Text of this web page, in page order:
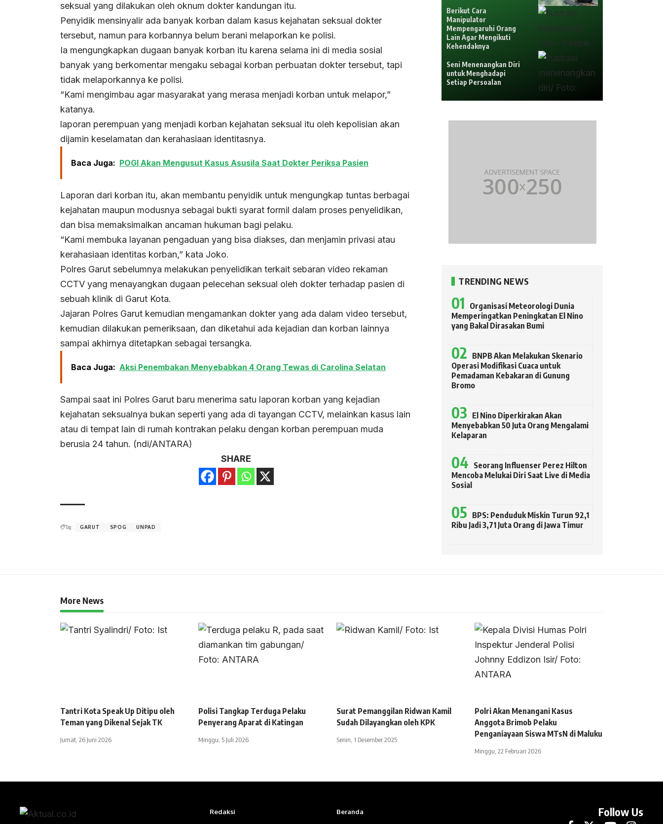
seksual yang dilakukan oleh oknum dokter kandungan itu.
Penyidik mensinyalir ada banyak korban dalam kasus kejahatan seksual dokter
tersebut, namun para korbannya belum berani melaporkan ke polisi.
Ia mengungkapkan dugaan banyak korban itu karena selama ini di media sosial
banyak yang berkomentar mengaku sebagai korban perbuatan dokter tersebut, tapi
tidak melaporkannya ke polisi.
“Kami mengimbau agar masyarakat yang merasa menjadi korban untuk melapor,”
katanya.
laporan perempuan yang menjadi korban kejahatan seksual itu oleh kepolisian akan
dijamin keselamatan dan kerahasiaan identitasnya.
Baca Juga: POGI Akan Mengusut Kasus Asusila Saat Dokter Periksa Pasien
Laporan dari korban itu, akan membantu penyidik untuk mengungkap tuntas berbagai
kejahatan maupun modusnya sebagai bukti syarat formil dalam proses penyelidikan,
dan bisa memaksimalkan ancaman hukuman bagi pelaku.
“Kami membuka layanan pengaduan yang bisa diakses, dan menjamin privasi atau
kerahasiaan identitas korban,” kata Joko.
Polres Garut sebelumnya melakukan penyelidikan terkait sebaran video rekaman
CCTV yang menayangkan dugaan pelecehan seksual oleh dokter terhadap pasien di
sebuah klinik di Garut Kota.
Jajaran Polres Garut kemudian mengamankan dokter yang ada dalam video tersebut,
kemudian dilakukan pemeriksaan, dan diketahui ada kejadian dan korban lainnya
sampai akhirnya ditetapkan sebagai tersangka.
Baca Juga: Aksi Penembakan Menyebabkan 4 Orang Tewas di Carolina Selatan
Sampai saat ini Polres Garut baru menerima satu laporan korban yang kejadian
kejahatan seksualnya bukan seperti yang ada di tayangan CCTV, melainkan kasus lain
atau di tempat lain di rumah kontrakan pelaku dengan korban perempuan muda
berusia 24 tahun. (ndi/ANTARA)
SHARE
Tag : GARUT SPOG UNPAD
Berikut Cara
Manipulator
Mempengaruhi Orang
Lain Agar Mengikuti
Kehendaknya
Seni Menenangkan Diri
untuk Menghadapi
Setiap Persoalan
TRENDING NEWS
Organisasi Meteorologi Dunia
Memperingatkan Peningkatan El Nino
yang Bakal Dirasakan Bumi
BNPB Akan Melakukan Skenario
Operasi Modifikasi Cuaca untuk
Pemadaman Kebakaran di Gunung
Bromo
El Nino Diperkirakan Akan
Menyebabkan 50 Juta Orang Mengalami
Kelaparan
Seorang Influenser Perez Hilton
Mencoba Melukai Diri Saat Live di Media
Sosial
BPS: Penduduk Miskin Turun 92,1
Ribu Jadi 3,71 Juta Orang di Jawa Timur
More News
Tantri Kota Speak Up Ditipu oleh
Teman yang Dikenal Sejak TK
Jumat, 26 Juni 2026
Polisi Tangkap Terduga Pelaku
Penyerang Aparat di Katingan
Minggu, 5 Juli 2026
Surat Pemanggilan Ridwan Kamil
Sudah Dilayangkan oleh KPK
Senin, 1 Desember 2025
Polri Akan Menangani Kasus
Anggota Brimob Pelaku
Penganiayaan Siswa MTsN di Maluku
Minggu, 22 Februari 2026
Redaksi
Beranda
Follow Us